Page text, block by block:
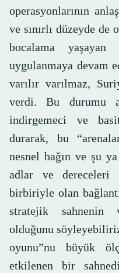
operasyonlarının
ve sınırlı düzeyde
bocalama
uygulanmaya devam
varılır varılmaz,
verdi. Bu durumu
indirgemeci ve
durarak, bu
nesnel bağın ve şu
adlar ve dereceleri
birbiriyle olan
stratejik sahnenin
olduğunu
oyunu”nu büyük
etkilenen bir